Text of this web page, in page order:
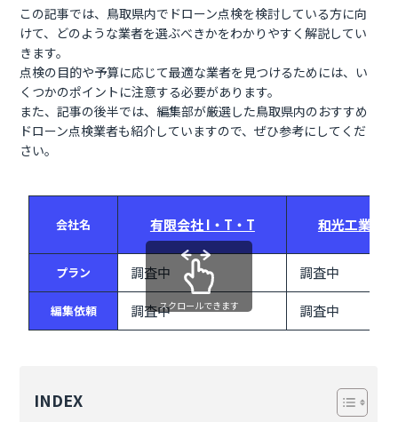
この記事では、鳥取県内でドローン点検を検討している方に向
けて、どのような業者を選ぶべきかをわかりやすく解説してい
きます。
点検の目的や予算に応じて最適な業者を見つけるためには、い
くつかのポイントに注意する必要があります。
また、記事の後半では、編集部が厳選した鳥取県内のおすすめ
ドローン点検業者も紹介していますので、ぜひ参考にしてくだ
さい。
会社名 有限会社 I・T・T 和光工業株
プラン 調査中 調査中
編集依頼 調査中 調査中
スクロールできます
INDEX